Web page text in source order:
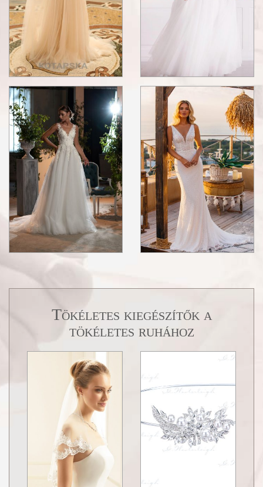
Tökéletes kiegészítők a
tökéletes ruhához